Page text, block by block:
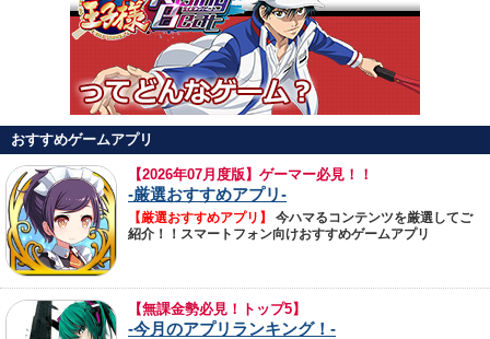
おすすめゲームアプリ
【2026年07月度版】ゲーマー必見！！
-厳選おすすめアプリ-
【厳選おすすめアプリ】
今ハマるコンテンツを厳選してご
紹介！！スマートフォン向けおすすめゲームアプリ
【無課金勢必見！トップ5】
-今月のアプリランキング！-